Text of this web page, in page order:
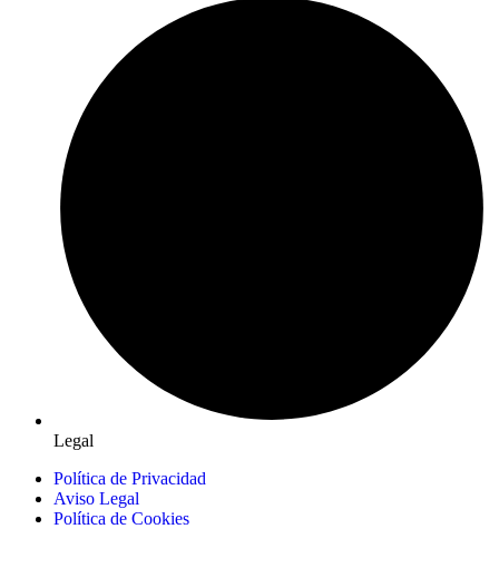
Legal
Política de Privacidad
Aviso Legal
Política de Cookies